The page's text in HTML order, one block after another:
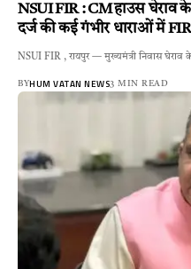
NSUI FIR : CM हाउस घेराव
दर्ज की कई गंभीर धाराओं में FIR
NSUI FIR , रायपुर — मुख्यमंत्री निवास घेराव
BYHUM VATAN NEWS3 MIN READ